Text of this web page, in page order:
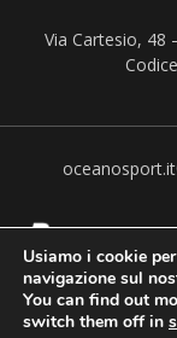
Via Cartesio, 48
Usiamo i cookie
navigazione sul
You can find out
switch them off in